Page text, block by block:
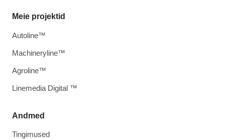
Andmed
Tingimused
Meie projektid
Autoline™
Machineryline™
Agroline™
Linemedia Digital ™